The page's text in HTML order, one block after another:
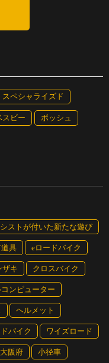
もアシストを有効に使え
ングとは別ものになって
っても安心感があり、
ンは他のゼオルトシ
サドルをカスタムし
）
スペシャライズド
スビー ボッシュ
ストが付いた新たな遊び
具 eロードバイク
ザキ クロスバイク
ンピューター
ヘルメット
バイク ワイズロード
大阪府 小径車